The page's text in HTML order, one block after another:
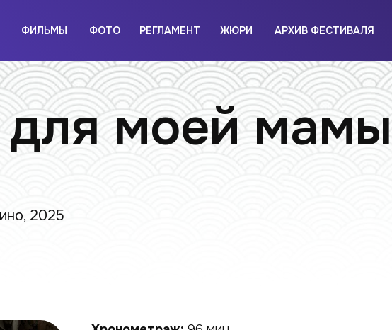
ФИЛЬМЫ ФОТО РЕГЛАМЕНТ ЖЮРИ АРХИВ ФЕСТИВАЛЯ
моей мамы
2025